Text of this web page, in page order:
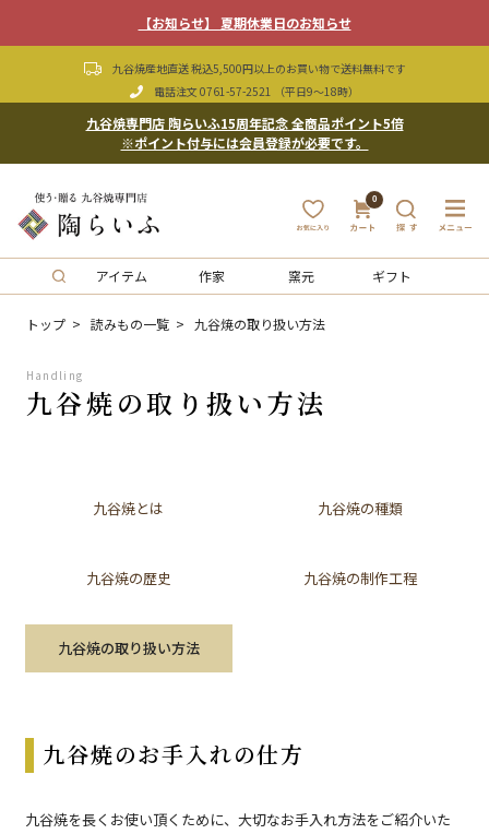
【お知らせ】 夏期休業日のお知らせ
九谷焼産地直送 税込5,500円以上のお買い物で送料無料です
電話注文 0761-57-2521 （平日9〜18時）
九谷焼専門店 陶らいふ15周年記念 全商品ポイント5倍
※ポイント付与には会員登録が必要です。
0
アイテム 作家 窯元 ギフト
トップ 読みもの一覧 九谷焼の取り扱い方法
Handling
九谷焼の取り扱い方法
九谷焼とは 九谷焼の種類
九谷焼の歴史 九谷焼の制作工程
九谷焼の取り扱い方法
九谷焼のお手入れの仕方
九谷焼を長くお使い頂くために、大切なお手入れ方法をご紹介いた